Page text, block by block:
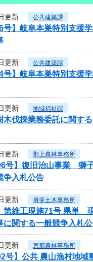
更新 公共建築課
号】岐阜本巣特別支援
更新 公共建築課
号】岐阜本巣特別支援
更新 地域福祉課
木伐採業務委託に関す
更新 郡上農林事務所
号】復旧治山事業 獅
争入札公告
更新 揖斐土木事務所
第維工現施71号 県単
に関する一般競争入札
更新 恵那農林事務所
号】公共 農山漁村地域